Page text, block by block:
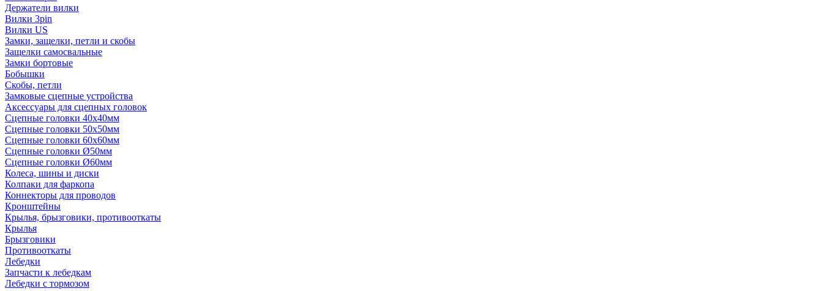
Держатели вилки
Вилки 3pin
Вилки US
Замки, защелки, петли и скобы
Защелки самосвальные
Замки бортовые
Бобышки
Скобы, петли
Замковые сцепные устройства
Аксессуары для сцепных головок
Сцепные головки 40x40мм
Сцепные головки 50x50мм
Сцепные головки 60x60мм
Сцепные головки Ø50мм
Сцепные головки Ø60мм
Колеса, шины и диски
Колпаки для фаркопа
Коннекторы для проводов
Кронштейны
Крылья, брызговики, противооткаты
Крылья
Брызговики
Противооткаты
Лебедки
Запчасти к лебедкам
Лебедки с тормозом